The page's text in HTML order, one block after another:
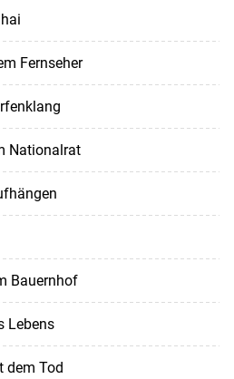
Fernseher
Nationalrat
Bauernhof
Lebens
dem Tod